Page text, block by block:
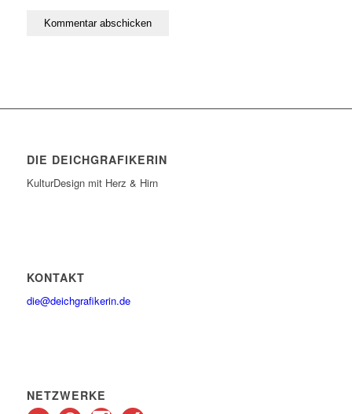
DIE DEICHGRAFIKERIN
KulturDesign mit Herz & Hirn
KONTAKT
die@deichgrafikerin.de
NETZWERKE